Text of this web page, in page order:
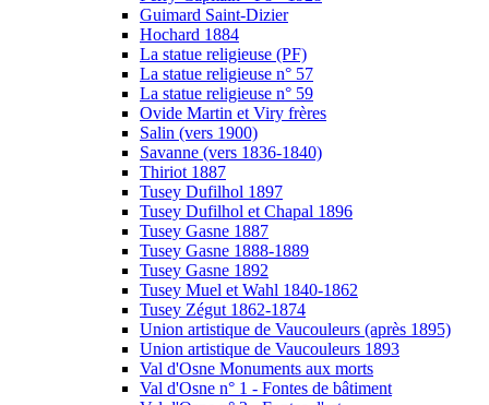
Guimard Saint-Dizier
Hochard 1884
La statue religieuse (PF)
La statue religieuse n° 57
La statue religieuse n° 59
Ovide Martin et Viry frères
Salin (vers 1900)
Savanne (vers 1836-1840)
Thiriot 1887
Tusey Dufilhol 1897
Tusey Dufilhol et Chapal 1896
Tusey Gasne 1887
Tusey Gasne 1888-1889
Tusey Gasne 1892
Tusey Muel et Wahl 1840-1862
Tusey Zégut 1862-1874
Union artistique de Vaucouleurs (après 1895)
Union artistique de Vaucouleurs 1893
Val d'Osne Monuments aux morts
Val d'Osne n° 1 - Fontes de bâtiment